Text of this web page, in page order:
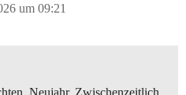
um 09:21
Neujahr. Zwischenzeitlich